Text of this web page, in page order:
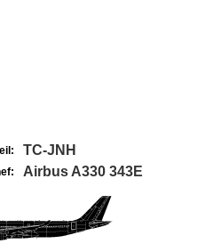
TC-JNH
Airbus A330 343E